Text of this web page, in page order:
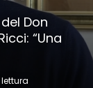
Don
“Una